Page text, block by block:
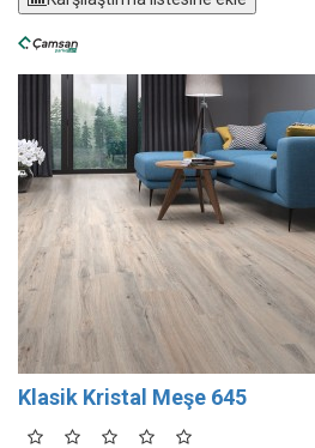
Klasik Kristal Meşe 645